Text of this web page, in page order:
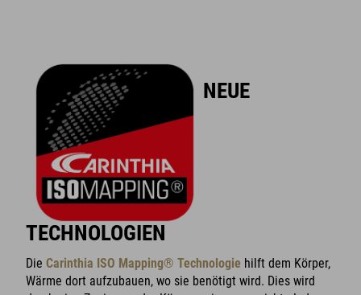
NEUE
TECHNOLOGIEN
Die Carinthia ISO Mapping® Technologie hilft dem Körper,
Wärme dort aufzubauen, wo sie benötigt wird. Dies wird